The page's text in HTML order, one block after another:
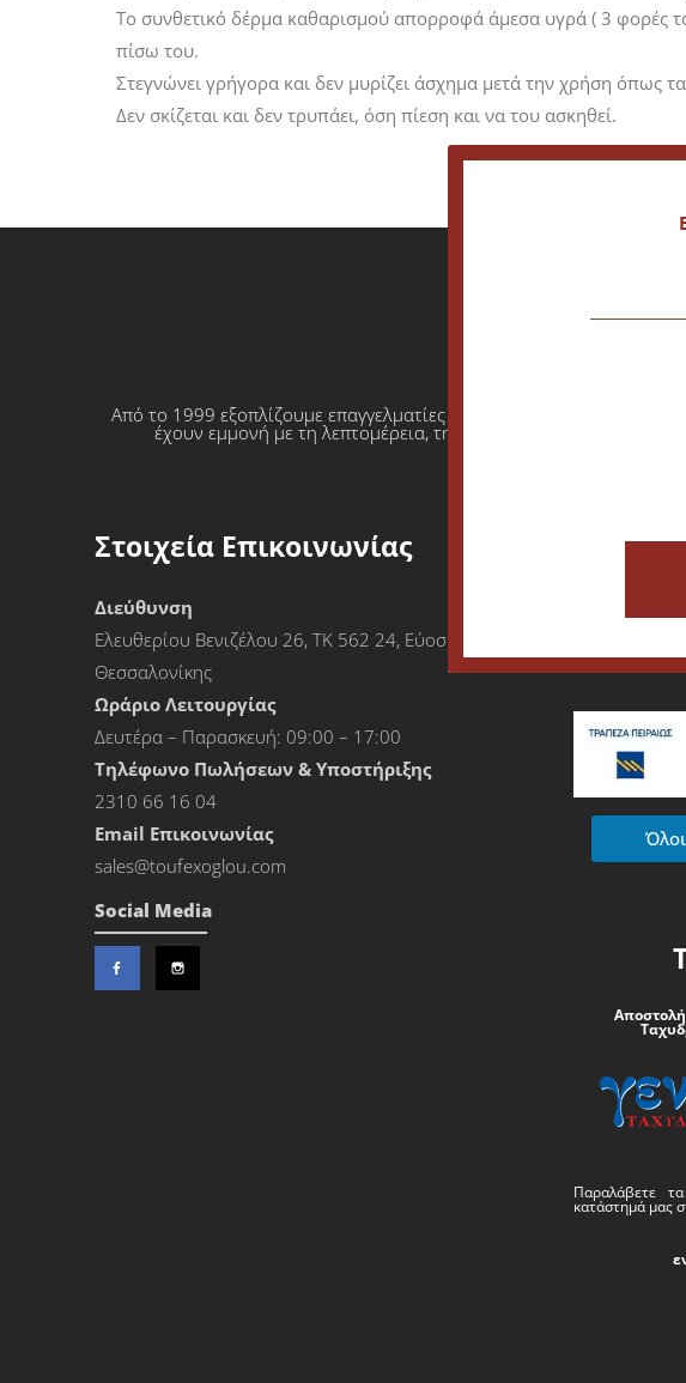
Το συνθετικό δέρμα καθαρισμού απορροφά άμεσα υγρά ( 3 φορές
πίσω του.
Στεγνώνει γρήγορα και δεν μυρίζει άσχημα μετά την χρήση όπως
Δεν σκίζεται και δεν τρυπάει, όση πίεση και να του ασκηθεί.
Από το 1999 εξοπλίζουμε επαγγελματίες που θέλουν να
έχουν εμμονή με τη λεπτομέρεια, την απόλυτη καθαριότητα,
Στοιχεία Επικοινωνίας
Διεύθυνση
Ελευθερίου Βενιζέλου 26, ΤΚ 562 24, Εύοσμος
Θεσσαλονίκης
Ωράριο Λειτουργίας
Δευτέρα – Παρασκευή: 09:00 – 17:00
Τηλέφωνο Πωλήσεων & Υποστήριξης
2310 66 16 04
Εmail Επικοινωνίας
sales@toufexoglou.com
Social Media
Παραλάβετε
κατάστημά μας